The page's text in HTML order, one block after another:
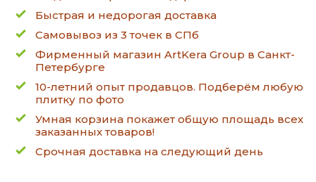
Быстрая и недорогая доставка
Самовывоз из 3 точек в СПб
Фирменный магазин ArtKera Group в Санкт-
Петербурге
10-летний опыт продавцов. Подберём любую
плитку по фото
Умная корзина покажет общую площадь всех
заказанных товаров!
Срочная доставка на следующий день